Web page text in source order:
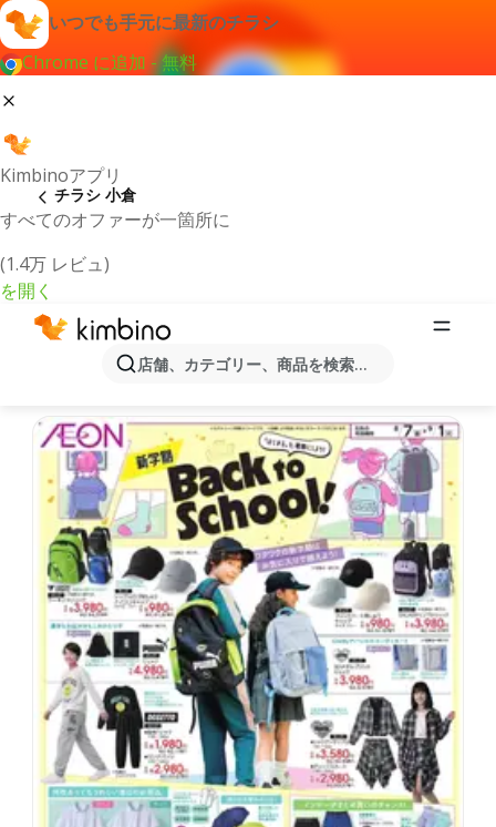
いつでも手元に最新のチラシ
Chrome に追加 - 無料
Kimbinoアプリ
すべてのオファーが一箇所に
(1.4万 レビュ)
を開く
店舗、カテゴリー、商品を検索...
チラシ 小倉
最新のチラシとオファー小倉